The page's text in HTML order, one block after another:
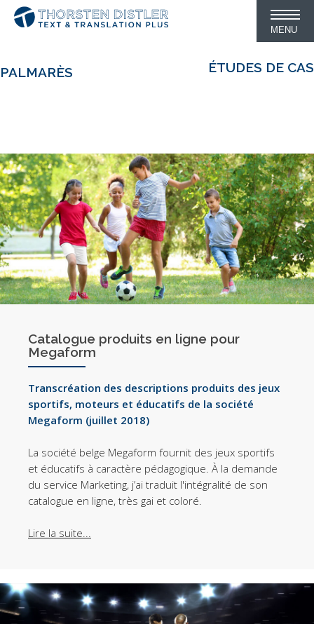
MENU
PALMARÈS ÉTUDES DE CAS
Catalogue produits en ligne pour
Megaform
Transcréation des descriptions produits des jeux
sportifs, moteurs et éducatifs de la société
Megaform (juillet 2018)
La société belge Megaform fournit des jeux sportifs
et éducatifs à caractère pédagogique. À la demande
du service Marketing, j’ai traduit l'intégralité de son
catalogue en ligne, très gai et coloré.
Lire la suite...